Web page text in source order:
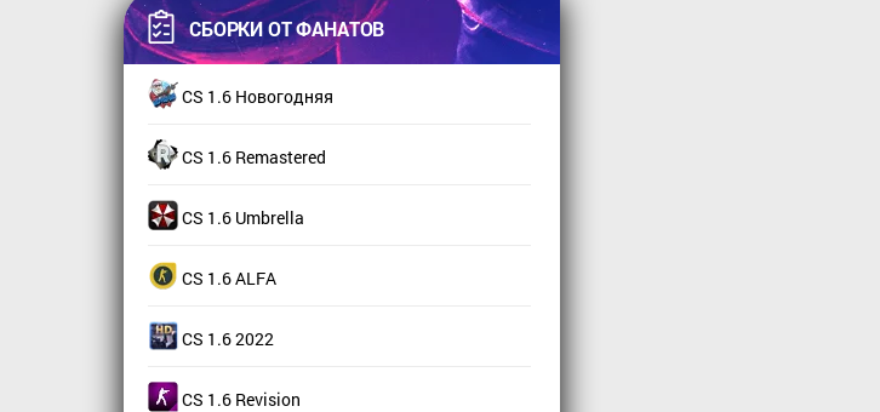
СБОРКИ ОТ ФАНАТОВ
CS 1.6 Новогодняя
CS 1.6 Remastered
CS 1.6 Umbrella
CS 1.6 ALFA
CS 1.6 2022
CS 1.6 Revision